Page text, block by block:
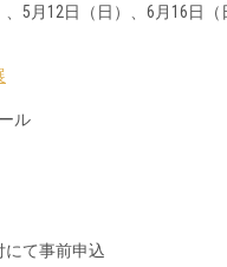
5月12日（日）、6月16日（
ル
にて事前申込